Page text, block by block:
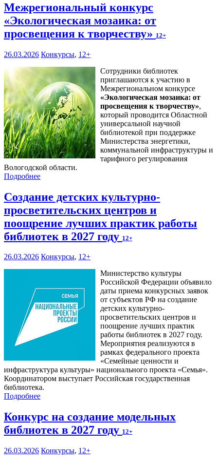
Межрегиональный конкурс
«Экологическая мозаика: от
просвещения к творчеству» 12+
26.03.2026 Конкурсы, 12+
Сотрудники библиотек
приглашаются к участию в
Межрегиональном конкурсе
«Экологическая мозаика: от
просвещения к творчеству»,
который проводится Областной
универсальной научной
библиотекой при поддержке
Министерства энергетики,
коммунальной инфраструктуры и
тарифного регулирования
Вологодской области.
Подробнее
Создание детских культурно-
просветительских центров и
поощрение лучших практик работы
библиотек в 2027 году 12+
26.03.2026 Конкурсы, 12+
Министерство культуры
Российской Федерации объявило
даты приема конкурсных заявок
от субъектов РФ на создание
детских культурно-
просветительских центров и
поощрение лучших практик
работы библиотек в 2027 году.
Мероприятия реализуются в
рамках федерального проекта
«Семейные ценности и
инфраструктура культуры» национального проекта «Семья».
Координатором выступает Российская государственная
библиотека.
Подробнее
Конкурс на создание модельных
библиотек в 2027 году 12+
26.03.2026 Конкурсы, 12+